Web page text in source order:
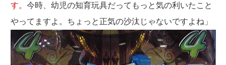
す。 今時、幼児の知育玩具だってもっと気の利いたこと
やってますよ。ちょっと正気の沙汰じゃないですよね」